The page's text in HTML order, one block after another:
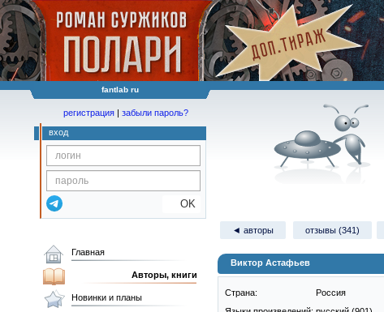
fantlab ru
регистрация | забыли пароль?
вход
OK
◄ авторы отзывы (341)
Виктор Астафьев
Страна:
Россия
Главная
Авторы, книги
Новинки и планы